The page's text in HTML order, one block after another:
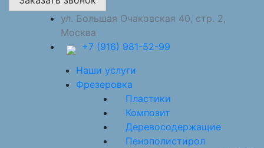
ул. Большая Очаковская 40, стр. 2,
Москва
+7 (916) 981-52-99
Наши услуги
Фрезеровка
Пластики
Композит
Деревосодержащие
Пенополистирол